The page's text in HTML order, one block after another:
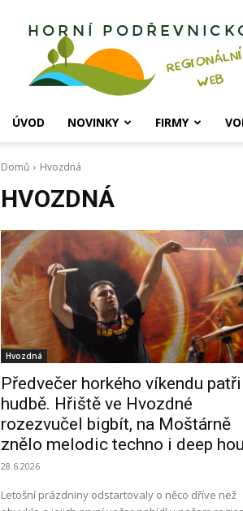
Horní
ÚVOD NOVINKY FIRMY
Domů Hvozdná
HVOZDNÁ
Hvozdná
Předvečer horkého víkendu
hudbě. Hřiště ve Hvozdné
rozezvučel bigbít, na Moštárně
znělo melodic techno i deep
28.6.2026
Letošní prázdniny odstartovaly o něco dříve než